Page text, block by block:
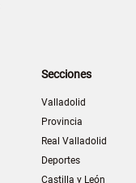
Secciones
Valladolid
Provincia
Real Valladolid
Deportes
Castilla y León